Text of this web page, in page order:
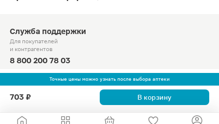
Точные цены можно узнать после выбора аптеки
703 ₽ В корзину
Служба поддержки
Для покупателей
и контрагентов
8 800 200 78 03
Круглосуточно, звонок по России бесплатный
© Официальный сайт сети «Магнит».